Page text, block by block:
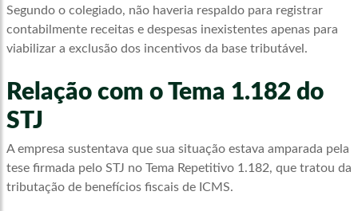
Segundo o colegiado, não haveria respaldo para registrar
contabilmente receitas e despesas inexistentes apenas para
viabilizar a exclusão dos incentivos da base tributável.
Relação com o Tema 1.182 do
STJ
A empresa sustentava que sua situação estava amparada pela
tese firmada pelo STJ no Tema Repetitivo 1.182, que tratou da
tributação de benefícios fiscais de ICMS.